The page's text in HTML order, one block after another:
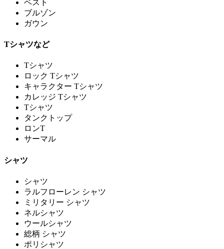
ベスト
ブルゾン
ガウン
Tシャツなど
Tシャツ
ロック Tシャツ
キャラクター Tシャツ
カレッジ Tシャツ
Tシャツ
タンクトップ
ロンT
サーマル
シャツ
シャツ
ラルフローレン シャツ
ミリタリー シャツ
ネルシャツ
ウールシャツ
総柄 シャツ
ポリシャツ